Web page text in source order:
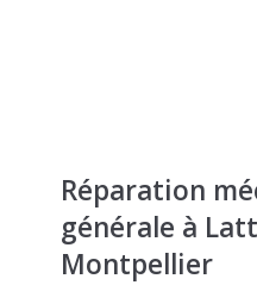
Réparation
générale à
Montpellier